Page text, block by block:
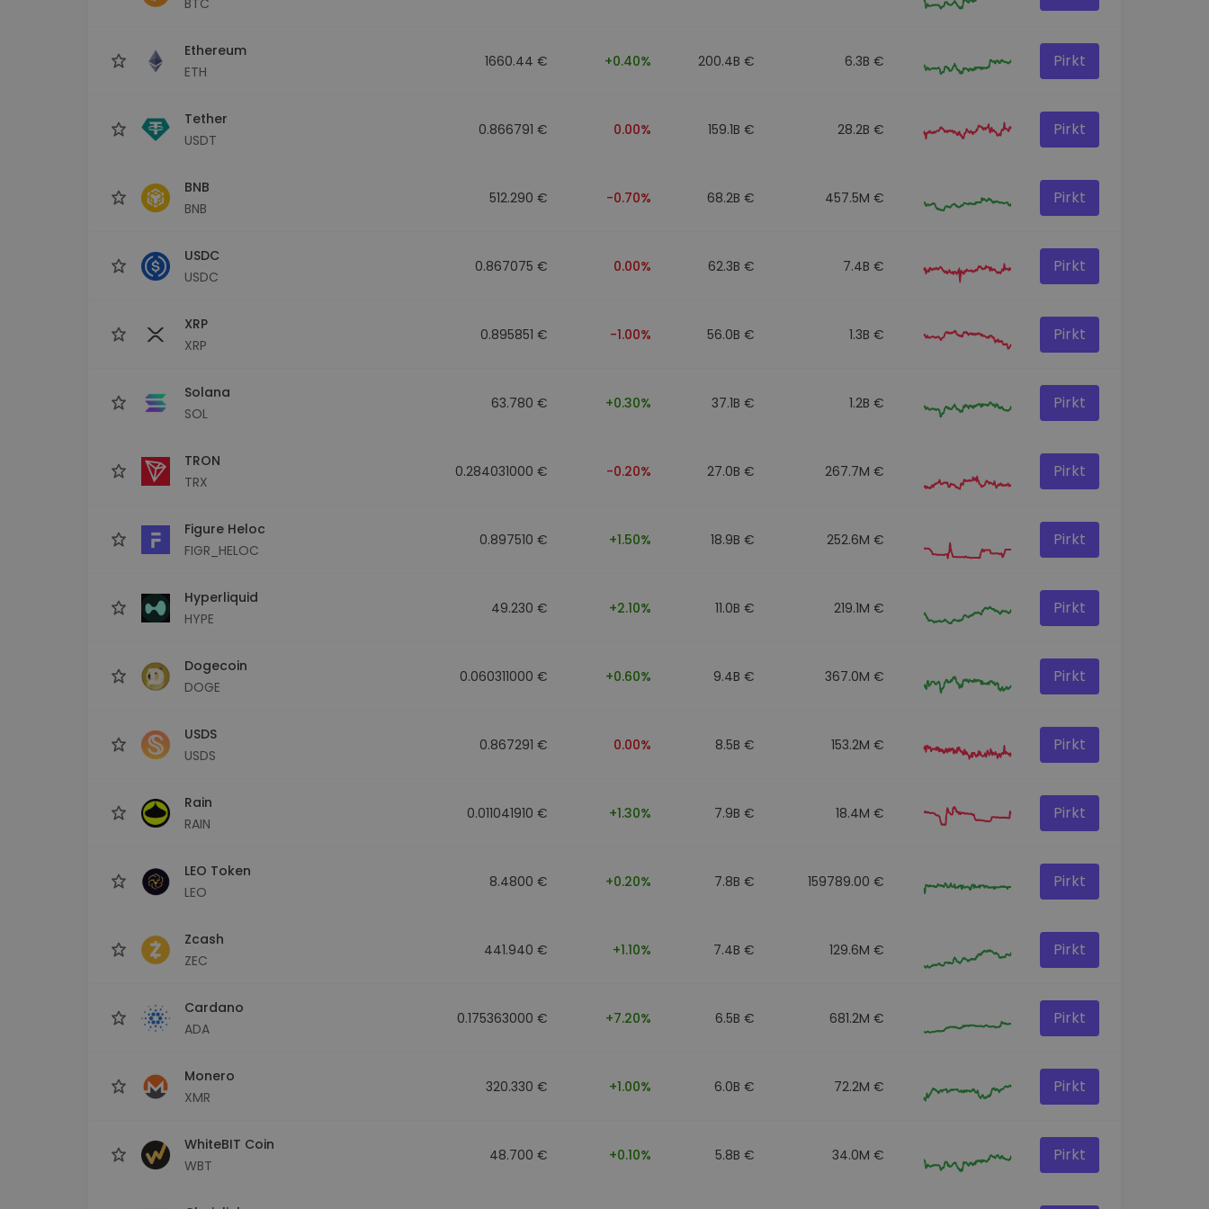
Ethereum
ETH
1660.44 € +0.40% 200.4B € 6.3B € Pirkt
Tether
USDT
0.866791 € 0.00% 159.1B € 28.2B € Pirkt
BNB
BNB
512.290 € -0.70% 68.2B € 457.5M € Pirkt
USDC
USDC
0.867075 € 0.00% 62.3B € 7.4B € Pirkt
XRP
XRP
0.895851 € -1.00% 56.0B € 1.3B € Pirkt
Solana
SOL
63.780 € +0.30% 37.1B € 1.2B € Pirkt
TRON
TRX
0.284031000 € -0.20% 27.0B € 267.7M € Pirkt
Figure Heloc
FIGR_HELOC
0.897510 € +1.50% 18.9B € 252.6M € Pirkt
Hyperliquid
HYPE
49.230 € +2.10% 11.0B € 219.1M € Pirkt
Dogecoin
DOGE
0.060311000 € +0.60% 9.4B € 367.0M € Pirkt
USDS
USDS
0.867291 € 0.00% 8.5B € 153.2M € Pirkt
Rain
RAIN
0.011041910 € +1.30% 7.9B € 18.4M € Pirkt
LEO Token
LEO
8.4800 € +0.20% 7.8B € 159789.00 € Pirkt
Zcash
ZEC
441.940 € +1.10% 7.4B € 129.6M € Pirkt
Cardano
ADA
0.175363000 € +7.20% 6.5B € 681.2M € Pirkt
Monero
XMR
320.330 € +1.00% 6.0B € 72.2M € Pirkt
WhiteBIT Coin
WBT
48.700 € +0.10% 5.8B € 34.0M € Pirkt